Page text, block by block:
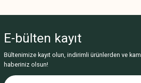
Görüş ve önerileriniz için teşekkür ederiz.
Ürün resmi kalitesiz, bozuk veya
Ürün açıklamasında eksik bilgiler bulunuyor.
E-bülten kayıt
Bültenimize kayıt olun, indirimli ürünlerden ve
haberiniz olsun!